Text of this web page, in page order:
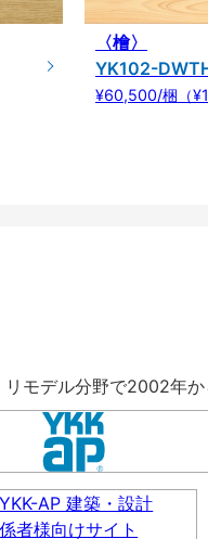
〈檜〉
YK102-
¥60,500/梱（
モデル分野で2002年か